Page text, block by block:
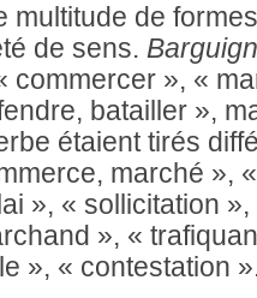
multitude de
de sens.
commercer », «
batailler »,
étaient tirés
marché »,
», « sollicitation
», «
», « contestation